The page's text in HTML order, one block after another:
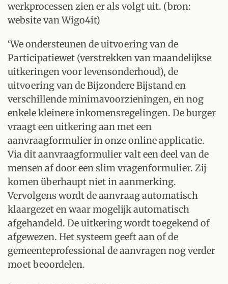
werkprocessen zien er als volgt uit. (bron:
website van Wigo4it)
‘We ondersteunen de uitvoering van de
Participatiewet (verstrekken van maandelijkse
uitkeringen voor levensonderhoud), de
uitvoering van de Bijzondere Bijstand en
verschillende minimavoorzieningen, en nog
enkele kleinere inkomensregelingen. De burger
vraagt een uitkering aan met een
aanvraagformulier in onze online applicatie.
Via dit aanvraagformulier valt een deel van de
mensen af door een slim vragenformulier. Zij
komen überhaupt niet in aanmerking.
Vervolgens wordt de aanvraag automatisch
klaargezet en waar mogelijk automatisch
afgehandeld. De uitkering wordt toegekend of
afgewezen. Het systeem geeft aan of de
gemeenteprofessional de aanvragen nog verder
moet beoordelen.